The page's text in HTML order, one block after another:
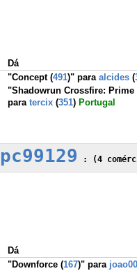
Dá
"Concept (491)" paraalcides (
"Shadowrun Crossfire:
paratercix (351) Portugal
pc99129 :
Dá
"Downforce (167)" para